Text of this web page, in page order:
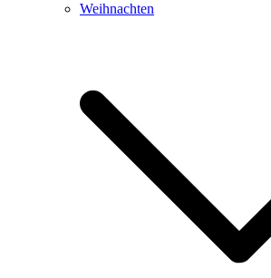
Weihnachten